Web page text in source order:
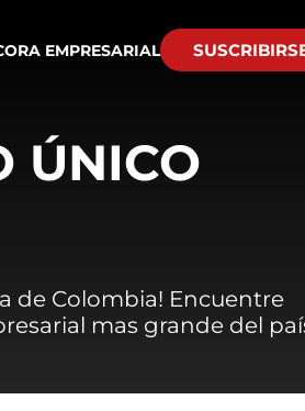
EMPRESARIAL
ÚNICO
de Colombia! Encuentre
mas grande del